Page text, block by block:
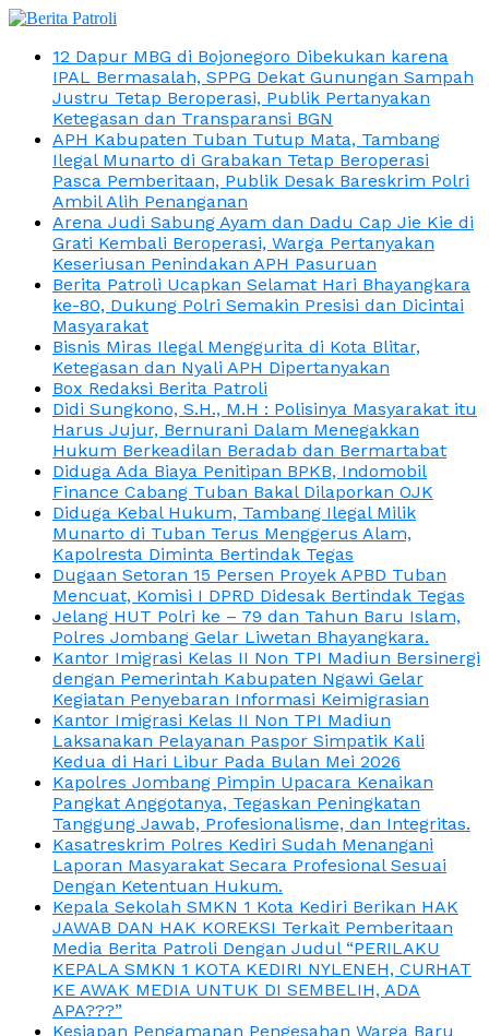
12 Dapur MBG di Bojonegoro Dibekukan karena
IPAL Bermasalah, SPPG Dekat Gunungan Sampah
Justru Tetap Beroperasi, Publik Pertanyakan
Ketegasan dan Transparansi BGN
APH Kabupaten Tuban Tutup Mata, Tambang
Ilegal Munarto di Grabakan Tetap Beroperasi
Pasca Pemberitaan, Publik Desak Bareskrim Polri
Ambil Alih Penanganan
Arena Judi Sabung Ayam dan Dadu Cap Jie Kie di
Grati Kembali Beroperasi, Warga Pertanyakan
Keseriusan Penindakan APH Pasuruan
Berita Patroli Ucapkan Selamat Hari Bhayangkara
ke-80, Dukung Polri Semakin Presisi dan Dicintai
Masyarakat
Bisnis Miras Ilegal Menggurita di Kota Blitar,
Ketegasan dan Nyali APH Dipertanyakan
Box Redaksi Berita Patroli
Didi Sungkono, S.H., M.H : Polisinya Masyarakat itu
Harus Jujur, Bernurani Dalam Menegakkan
Hukum Berkeadilan Beradab dan Bermartabat
Diduga Ada Biaya Penitipan BPKB, Indomobil
Finance Cabang Tuban Bakal Dilaporkan OJK
Diduga Kebal Hukum, Tambang Ilegal Milik
Munarto di Tuban Terus Menggerus Alam,
Kapolresta Diminta Bertindak Tegas
Dugaan Setoran 15 Persen Proyek APBD Tuban
Mencuat, Komisi I DPRD Didesak Bertindak Tegas
Jelang HUT Polri ke – 79 dan Tahun Baru Islam,
Polres Jombang Gelar Liwetan Bhayangkara.
Kantor Imigrasi Kelas II Non TPI Madiun Bersinergi
dengan Pemerintah Kabupaten Ngawi Gelar
Kegiatan Penyebaran Informasi Keimigrasian
Kantor Imigrasi Kelas II Non TPI Madiun
Laksanakan Pelayanan Paspor Simpatik Kali
Kedua di Hari Libur Pada Bulan Mei 2026
Kapolres Jombang Pimpin Upacara Kenaikan
Pangkat Anggotanya, Tegaskan Peningkatan
Tanggung Jawab, Profesionalisme, dan Integritas.
Kasatreskrim Polres Kediri Sudah Menangani
Laporan Masyarakat Secara Profesional Sesuai
Dengan Ketentuan Hukum.
Kepala Sekolah SMKN 1 Kota Kediri Berikan HAK
JAWAB DAN HAK KOREKSI Terkait Pemberitaan
Media Berita Patroli Dengan Judul “PERILAKU
KEPALA SMKN 1 KOTA KEDIRI NYLENEH, CURHAT
KE AWAK MEDIA UNTUK DI SEMBELIH, ADA
APA???”
Kesiapan Pengamanan Pengesahan Warga Baru